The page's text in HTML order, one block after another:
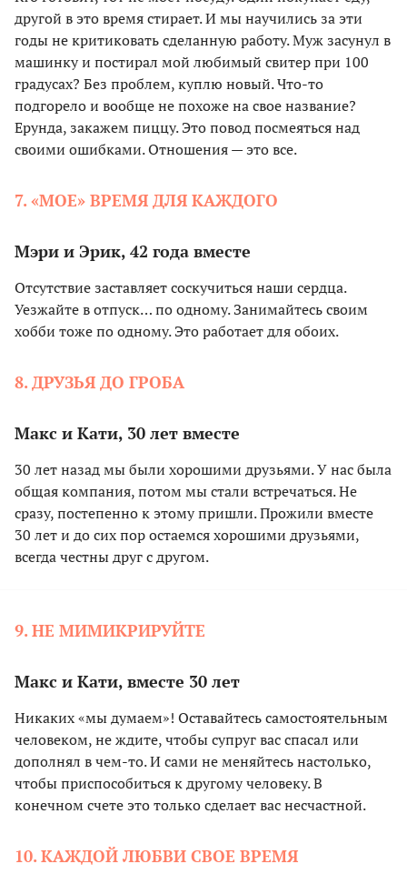
другой в это время стирает. И мы научились за эти
годы не критиковать сделанную работу. Муж засунул в
машинку и постирал мой любимый свитер при 100
градусах? Без проблем, куплю новый. Что-то
подгорело и вообще не похоже на свое название?
Ерунда, закажем пиццу. Это повод посмеяться над
своими ошибками. Отношения — это все.
7. «МОЕ» ВРЕМЯ ДЛЯ КАЖДОГО
Мэри и Эрик, 42 года вместе
Отсутствие заставляет соскучиться наши сердца.
Уезжайте в отпуск… по одному. Занимайтесь своим
хобби тоже по одному. Это работает для обоих.
8. ДРУЗЬЯ ДО ГРОБА
Макс и Кати, 30 лет вместе
30 лет назад мы были хорошими друзьями. У нас была
общая компания, потом мы стали встречаться. Не
сразу, постепенно к этому пришли. Прожили вместе
30 лет и до сих пор остаемся хорошими друзьями,
всегда честны друг с другом.
9. НЕ МИМИКРИРУЙТЕ
Макс и Кати, вместе 30 лет
Никаких «мы думаем»! Оставайтесь самостоятельным
человеком, не ждите, чтобы супруг вас спасал или
дополнял в чем-то. И сами не меняйтесь настолько,
чтобы приспособиться к другому человеку. В
конечном счете это только сделает вас несчастной.
10. КАЖДОЙ ЛЮБВИ СВОЕ ВРЕМЯ